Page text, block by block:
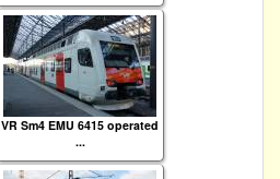
VR Sm4 EMU 6415 operated
...